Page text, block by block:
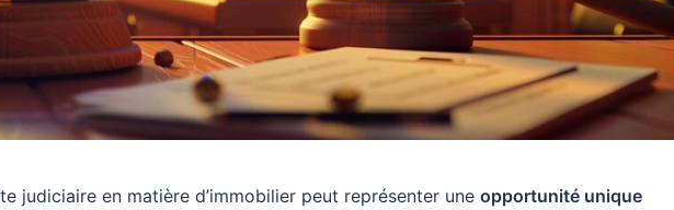
judiciaire en matière d’immobilier peut représenter une opportunité unique